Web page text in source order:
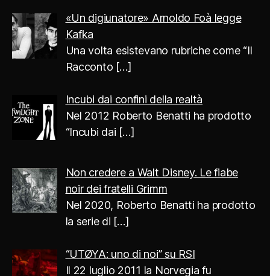
«Un digiunatore» Arnoldo Foà legge
Kafka
Una volta esistevano rubriche come “Il
Racconto […]
Incubi dai confini della realtà
Nel 2012 Roberto Benatti ha prodotto
“Incubi dai […]
Non credere a Walt Disney. Le fiabe
noir dei fratelli Grimm
Nel 2020, Roberto Benatti ha prodotto
la serie di […]
“UTØYA: uno di noi” su RSI
Il 22 luglio 2011 la Norvegia fu